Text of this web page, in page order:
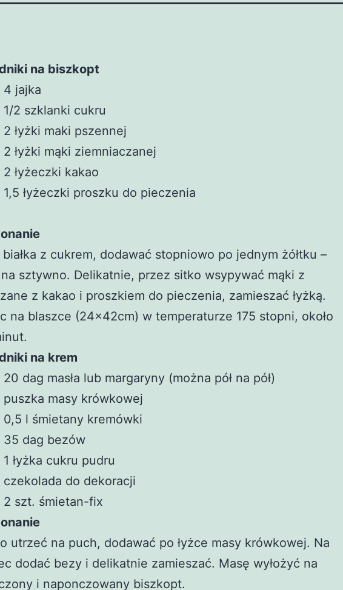
na biszkopt
4 jajka
1/2 szklanki cukru
2 łyżki maki pszennej
2 łyżki mąki ziemniaczanej
2 łyżeczki kakao
1,5 łyżeczki proszku do pieczenia
z cukrem, dodawać stopniowo po jednym żółtku –
sztywno. Delikatnie, przez sitko wsypywać mąki z
z kakao i proszkiem do pieczenia, zamieszać łyżką.
na blaszce (24x42cm) w temperaturze 175 stopni, około
na krem
20 dag masła lub margaryny (można pół na pół)
puszka masy krówkowej
0,5 l śmietany kremówki
35 dag bezów
1 łyżka cukru pudru
czekolada do dekoracji
2 szt. śmietan-fix
utrzeć na puch, dodawać po łyżce masy krówkowej. Na
dodać bezy i delikatnie zamieszać. Masę wyłożyć na
i naponczowany biszkopt.